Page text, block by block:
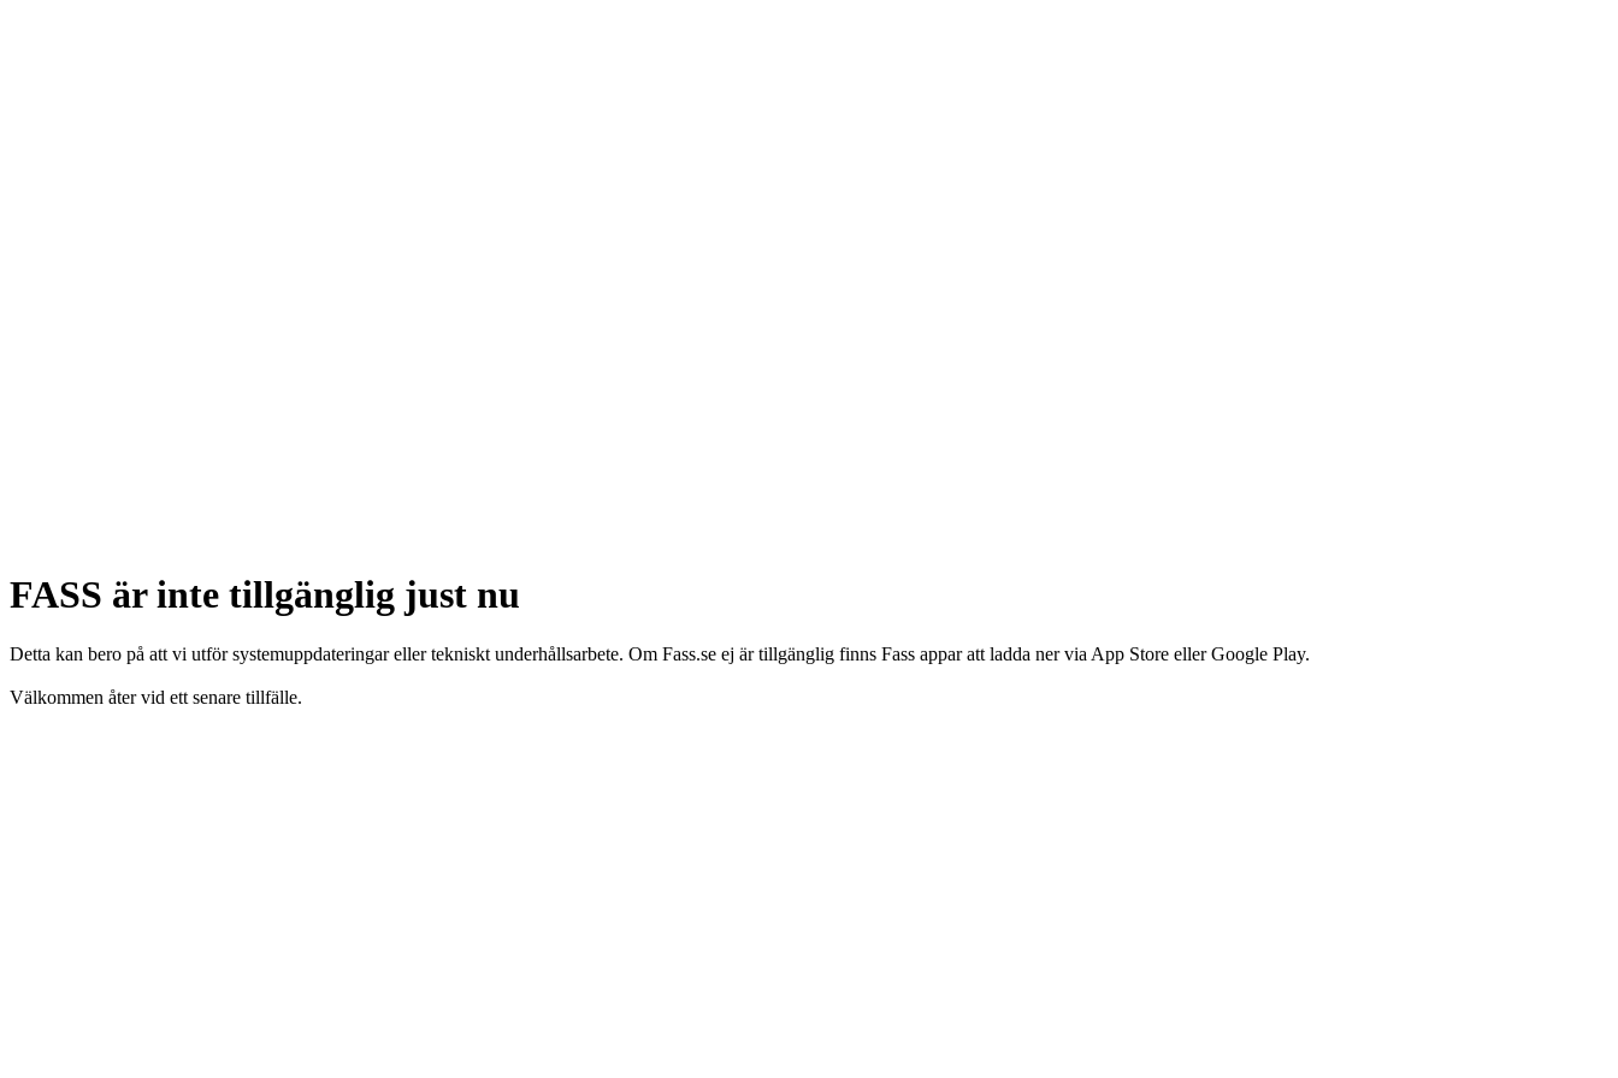
FASS är inte tillgänglig just nu
Detta kan bero på att vi utför systemuppdateringar eller tekniskt underhållsarbete. Om Fass.se ej är tillgänglig finns Fass appar att ladda ner via App Store eller Google Play.
Välkommen åter vid ett senare tillfälle.